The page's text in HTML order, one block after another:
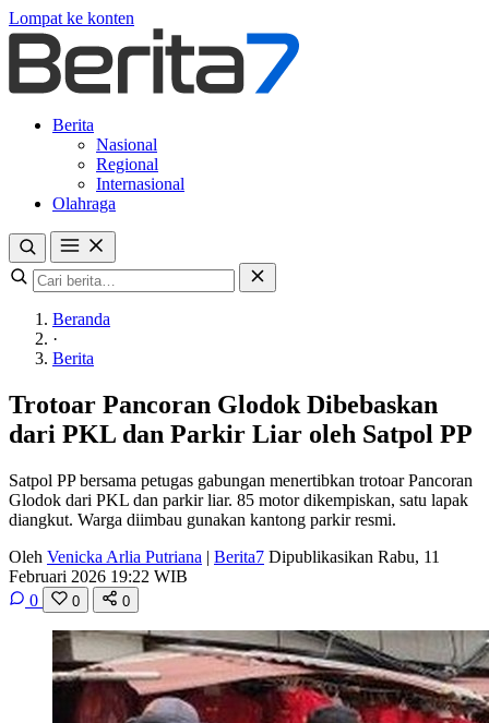
Lompat ke konten
Berita
Nasional
Regional
Internasional
Olahraga
Beranda
·
Berita
Trotoar Pancoran Glodok Dibebaskan
dari PKL dan Parkir Liar oleh Satpol PP
Satpol PP bersama petugas gabungan menertibkan trotoar Pancoran
Glodok dari PKL dan parkir liar. 85 motor dikempiskan, satu lapak
diangkut. Warga diimbau gunakan kantong parkir resmi.
Oleh Venicka Arlia Putriana | Berita7 Dipublikasikan Rabu, 11
Februari 2026 19:22 WIB
0
0 0